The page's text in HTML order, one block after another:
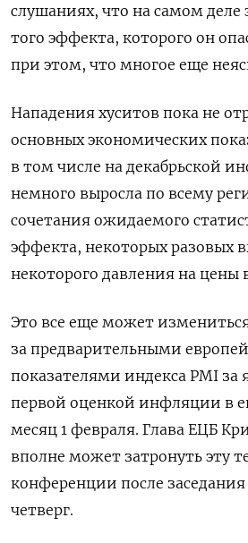
слушаниях, что на самом деле
того эффекта, которого он
при этом, что многое еще
Нападения хуситов пока не
основных экономических
в том числе на декабрьской
немного выросла по всему
сочетания ожидаемого
эффекта, некоторых разовых
некоторого давления на цены
Это все еще может
за предварительными
показателями индекса PMI за
первой оценкой инфляции в
месяц 1 февраля. Глава ЕЦБ
вполне может затронуть эту
конференции после заседания
четверг.